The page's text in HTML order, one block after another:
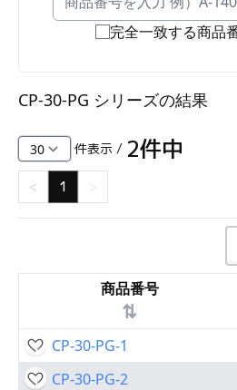
S
キャスター・アジャスタ
K・KC
断熱・ライト・ラック
FD・FE
完全一致する商品
CP-30-PG シリーズの結果
件表示 / 2件中
< 1 >
商品番号
⇅
CP-30-PG-1
CP-30-PG-2